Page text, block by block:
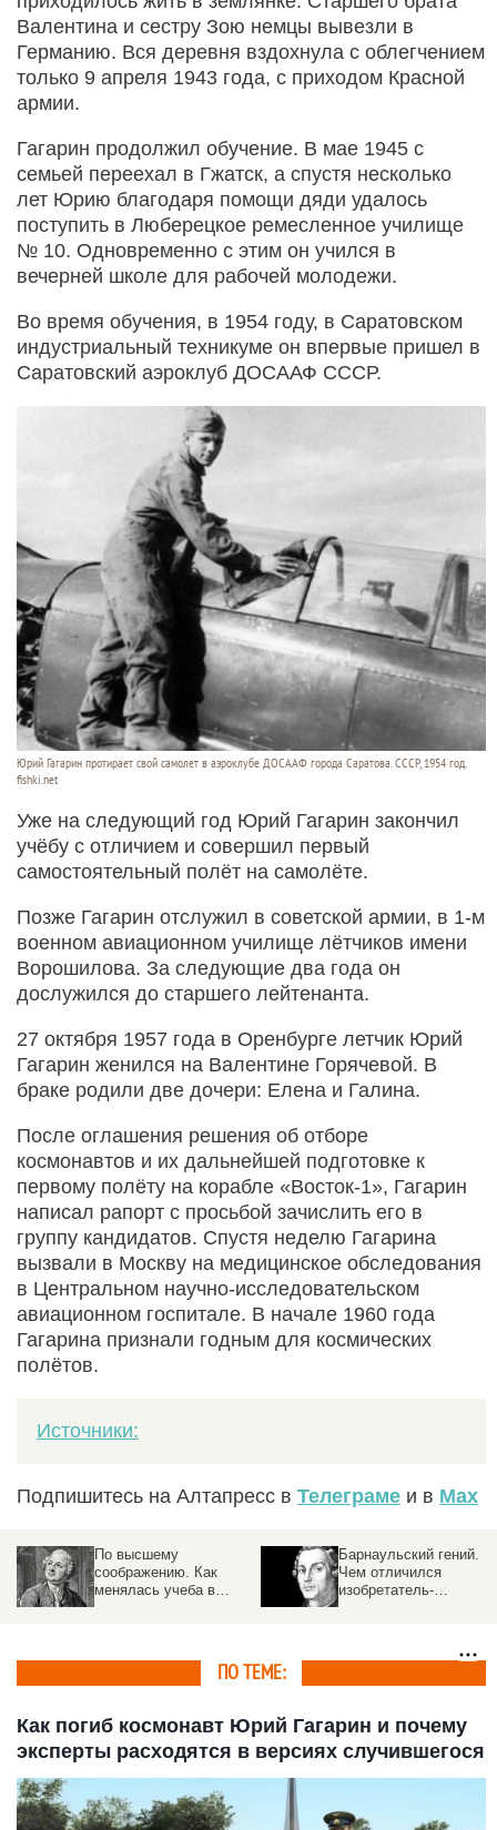
Валентина и сестру Зою немцы вывезли в
Германию. Вся деревня вздохнула с облегчением
только 9 апреля 1943 года, с приходом Красной
армии.
Гагарин продолжил обучение. В мае 1945 с
семьей переехал в Гжатск, а спустя несколько
лет Юрию благодаря помощи дяди удалось
поступить в Люберецкое ремесленное училище
№ 10. Одновременно с этим он учился в
вечерней школе для рабочей молодежи.
Во время обучения, в 1954 году, в Саратовском
индустриальный техникуме он впервые пришел в
Саратовский аэроклуб ДОСААФ СССР.
Юрий Гагарин протирает свой самолет в аэроклубе ДОСААФ города Саратова. СССР, 1954 год.
fishki.net
Уже на следующий год Юрий Гагарин закончил
учёбу с отличием и совершил первый
самостоятельный полёт на самолёте.
Позже Гагарин отслужил в советской армии, в 1-м
военном авиационном училище лётчиков имени
Ворошилова. За следующие два года он
дослужился до старшего лейтенанта.
27 октября 1957 года в Оренбурге летчик Юрий
Гагарин женился на Валентине Горячевой. В
браке родили две дочери: Елена и Галина.
После оглашения решения об отборе
космонавтов и их дальнейшей подготовке к
первому полёту на корабле «Восток-1», Гагарин
написал рапорт с просьбой зачислить его в
группу кандидатов. Спустя неделю Гагарина
вызвали в Москву на медицинское обследования
в Центральном научно-исследовательском
авиационном госпитале. В начале 1960 года
Гагарина признали годным для космических
полётов.
Источники:
Подпишитесь на Алтапресс в Телеграме и в Max
По высшему
соображению. Как
менялась учеба в
Барнаульский гений.
Чем отличился
изобретатель-
ПО ТЕМЕ:
Как погиб космонавт Юрий Гагарин и почему
эксперты расходятся в версиях случившегося